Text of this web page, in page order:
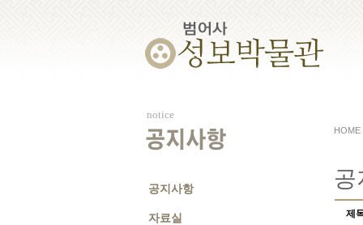
notice
공지사항
공지사항
자료실
공
제